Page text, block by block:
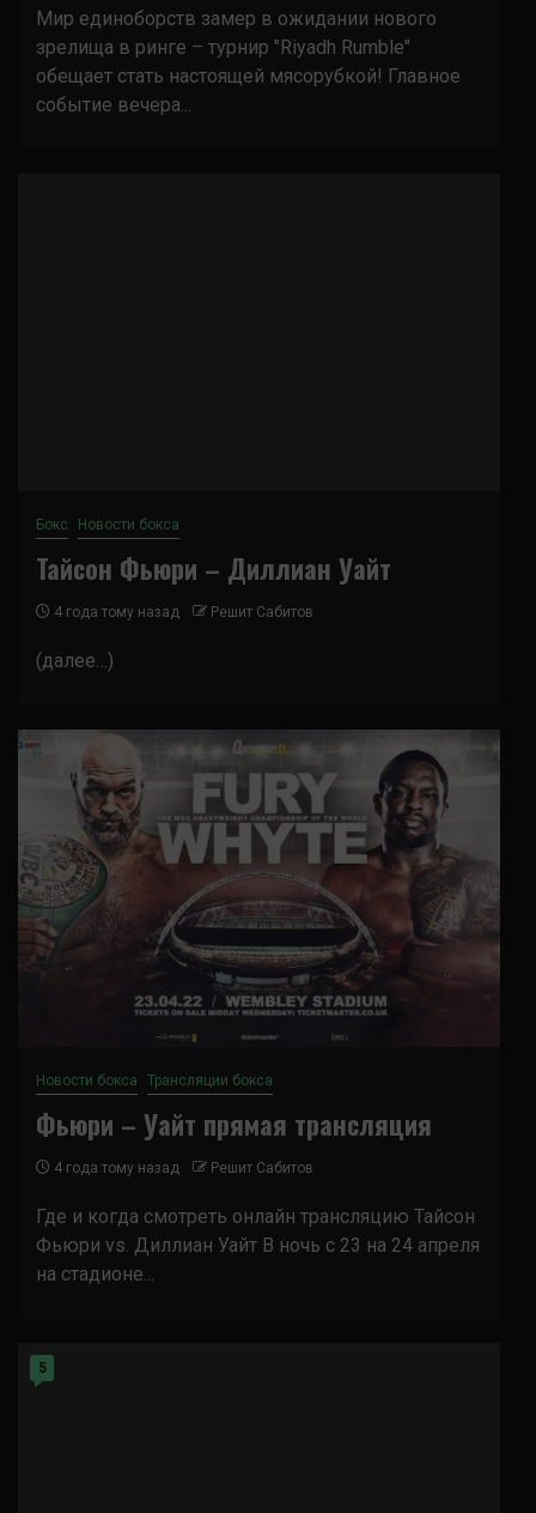
Мир единоборств замер в ожидании нового
зрелища в ринге – турнир "Riyadh Rumble"
обещает стать настоящей мясорубкой! Главное
событие вечера...
Бокс Новости бокса
Тайсон Фьюри – Диллиан Уайт
4 года тому назад Решит Сабитов
(далее…)
Новости бокса Трансляции бокса
Фьюри – Уайт прямая трансляция
4 года тому назад Решит Сабитов
Где и когда смотреть онлайн трансляцию Тайсон
Фьюри vs. Диллиан Уайт В ночь с 23 на 24 апреля
на стадионе...
5